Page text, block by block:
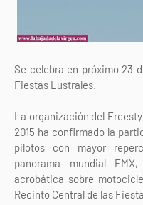
Se celebra en próximo 23
Fiestas Lustrales.
La organización del
2015 ha confirmado la
pilotos con mayor
panorama mundial
acrobática sobre
Recinto Central de las